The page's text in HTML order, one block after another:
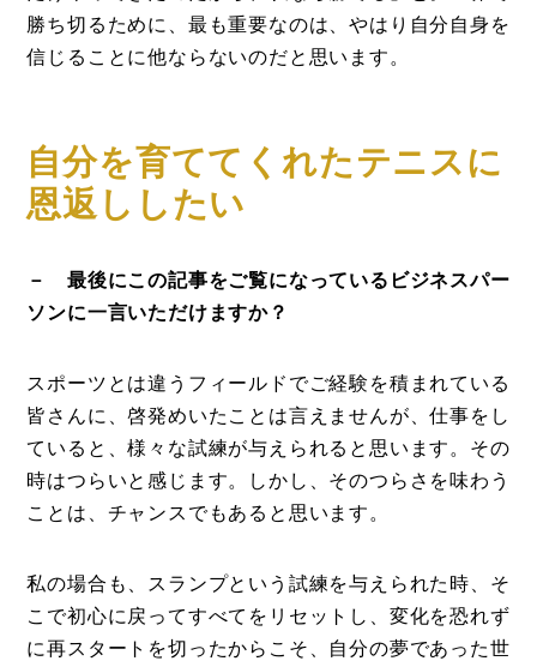
勝ち切るために、最も重要なのは、やはり自分自身を
信じることに他ならないのだと思います。
自分を育ててくれたテニスに
恩返ししたい
－ 最後にこの記事をご覧になっているビジネスパー
ソンに一言いただけますか？
スポーツとは違うフィールドでご経験を積まれている
皆さんに、啓発めいたことは言えませんが、仕事をし
ていると、様々な試練が与えられると思います。その
時はつらいと感じます。しかし、そのつらさを味わう
ことは、チャンスでもあると思います。
私の場合も、スランプという試練を与えられた時、そ
こで初心に戻ってすべてをリセットし、変化を恐れず
に再スタートを切ったからこそ、自分の夢であった世